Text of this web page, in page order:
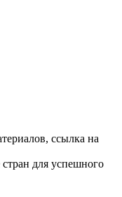
ссылка на
для успешного